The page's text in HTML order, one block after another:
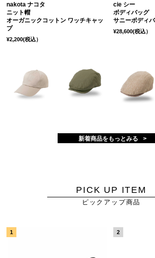
nakota ナコタ
ニット帽
オーガニックコットン ワッチキャッ
プ
¥2,200(税込）
cie シー
ボディバッグ
サニーボディ
¥28,600(税込）
新着商品をもっとみる
PICK UP ITEM
ピックアップ商品